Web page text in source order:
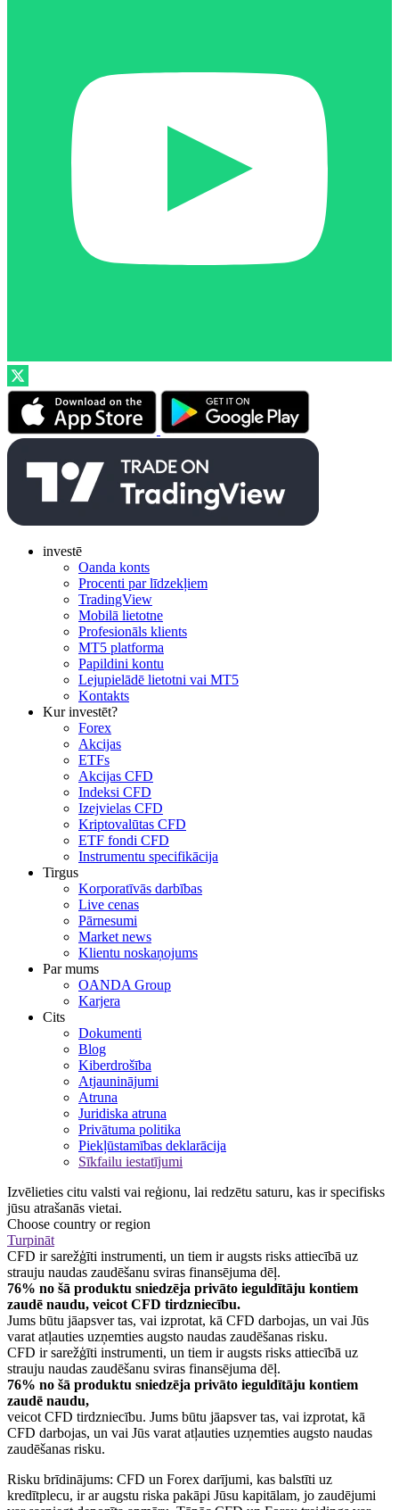
investē
Oanda konts
Procenti par līdzekļiem
TradingView
Mobilā lietotne
Profesionāls klients
MT5 platforma
Papildini kontu
Lejupielādē lietotni vai MT5
Kontakts
Kur investēt?
Forex
Akcijas
ETFs
Akcijas CFD
Indeksi CFD
Izejvielas CFD
Kriptovalūtas CFD
ETF fondi CFD
Instrumentu specifikācija
Tirgus
Korporatīvās darbības
Live cenas
Pārnesumi
Market news
Klientu noskaņojums
Par mums
OANDA Group
Karjera
Cits
Dokumenti
Blog
Kiberdrošība
Atjauninājumi
Atruna
Juridiska atruna
Privātuma politika
Piekļūstamības deklarācija
Sīkfailu iestatījumi
Izvēlieties citu valsti vai reģionu, lai redzētu saturu, kas ir specifisks
jūsu atrašanās vietai.
Choose country or region
Turpināt
CFD ir sarežģīti instrumenti, un tiem ir augsts risks attiecībā uz
strauju naudas zaudēšanu sviras finansējuma dēļ.
76% no šā produktu sniedzēja privāto ieguldītāju kontiem
zaudē naudu, veicot CFD tirdzniecību.
Jums būtu jāapsver tas, vai izprotat, kā CFD darbojas, un vai Jūs
varat atļauties uzņemties augsto naudas zaudēšanas risku.
CFD ir sarežģīti instrumenti, un tiem ir augsts risks attiecībā uz
strauju naudas zaudēšanu sviras finansējuma dēļ.
76% no šā produktu sniedzēja privāto ieguldītāju kontiem
zaudē naudu,
veicot CFD tirdzniecību. Jums būtu jāapsver tas, vai izprotat, kā
CFD darbojas, un vai Jūs varat atļauties uzņemties augsto naudas
zaudēšanas risku.
Risku brīdinājums: CFD un Forex darījumi, kas balstīti uz
kredītplecu, ir ar augstu riska pakāpi Jūsu kapitālam, jo zaudējumi